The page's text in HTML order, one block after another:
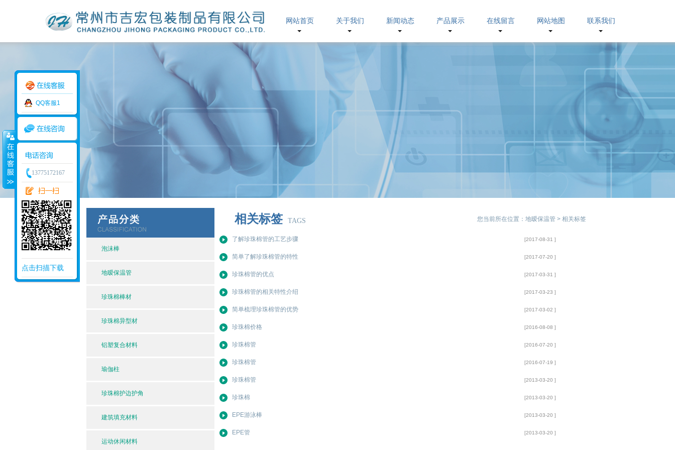
网站首页 关于我们 新闻动态 产品展示 在线留言 网站地图 联系我们
泡沫棒
地暧保温管
珍珠棉棒材
珍珠棉异型材
铝塑复合材料
瑜伽柱
珍珠棉护边护角
建筑填充材料
运动休闲材料
相关标签 TAGS 您当前所在位置： 地暧保温管 > 相关标签
了解珍珠棉管的工艺步骤 [2017-08-31 ]
简单了解珍珠棉管的特性 [2017-07-20 ]
珍珠棉管的优点 [2017-03-31 ]
珍珠棉管的相关特性介绍 [2017-03-23 ]
简单梳理珍珠棉管的优势 [2017-03-02 ]
珍珠棉价格 [2016-08-08 ]
珍珠棉管 [2016-07-20 ]
珍珠棉管 [2016-07-19 ]
珍珠棉管 [2013-03-20 ]
珍珠棉 [2013-03-20 ]
EPE游泳棒 [2013-03-20 ]
EPE管 [2013-03-20 ]
QQ客服1
13775172167
点击扫描下载